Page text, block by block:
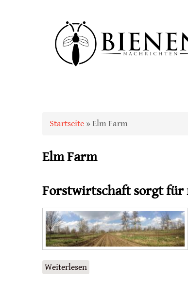
Sie sind hier
Startseite » Elm Farm
Elm Farm
Forstwirtschaft sorgt für
Weiterlesen